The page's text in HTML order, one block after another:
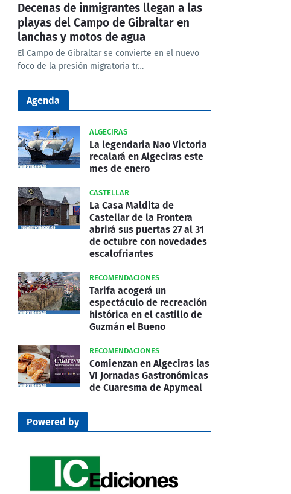
Decenas de inmigrantes llegan a las
playas del Campo de Gibraltar en
lanchas y motos de agua
El Campo de Gibraltar se convierte en el nuevo
foco de la presión migratoria tr…
Agenda
ALGECIRAS
La legendaria Nao Victoria
recalará en Algeciras este
mes de enero
CASTELLAR
La Casa Maldita de
Castellar de la Frontera
abrirá sus puertas 27 al 31
de octubre con novedades
escalofriantes
RECOMENDACIONES
Tarifa acogerá un
espectáculo de recreación
histórica en el castillo de
Guzmán el Bueno
RECOMENDACIONES
Comienzan en Algeciras las
VI Jornadas Gastronómicas
de Cuaresma de Apymeal
Powered by